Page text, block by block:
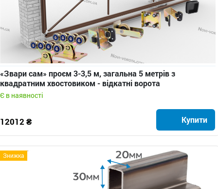
«Звари сам» проєм 3-3,5 м, загальна 5 метрів з
квадратним хвостовиком - відкатні ворота
Є в наявності
12012 ₴ Купити
Знижка